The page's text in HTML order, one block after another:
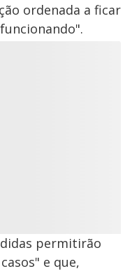
ordenada a ficar
permitirão
e que,